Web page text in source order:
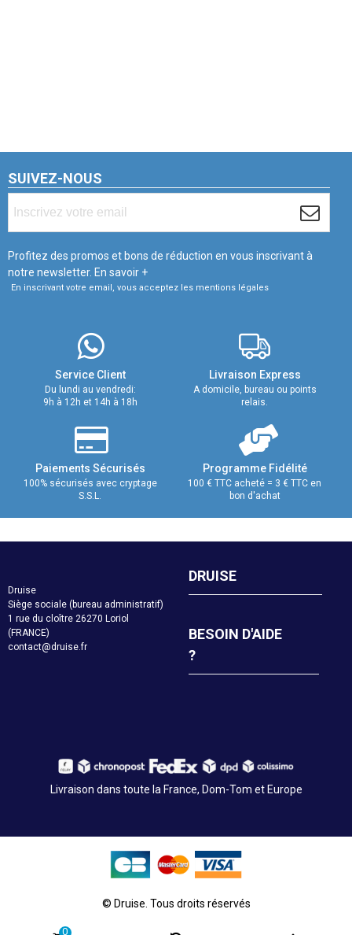
SUIVEZ-NOUS
Profitez des promos et bons de réduction en vous inscrivant à
notre newsletter. En savoir +
En inscrivant votre email, vous acceptez les mentions légales
Service Client
Du lundi au vendredi:
9h à 12h et 14h à 18h
Livraison Express
A domicile, bureau ou points
relais.
Paiements Sécurisés
100% sécurisés avec cryptage
S.S.L.
Programme Fidélité
100 € TTC acheté = 3 € TTC en
bon d'achat
Druise
Siège sociale (bureau administratif)
1 rue du cloître 26270 Loriol
(FRANCE)
contact@druise.fr
DRUISE
BESOIN D'AIDE
?
Livraison dans toute la France, Dom-Tom et Europe
© Druise. Tous droits réservés
0